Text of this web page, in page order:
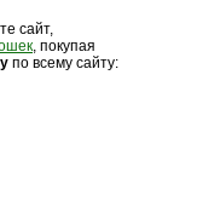
сайт,
, покупая
по всему сайту: